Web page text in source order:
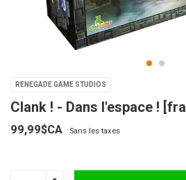
RENEGADE GAME STUDIOS
Clank ! - Dans l'espace !
99,99$CA Sans les taxes